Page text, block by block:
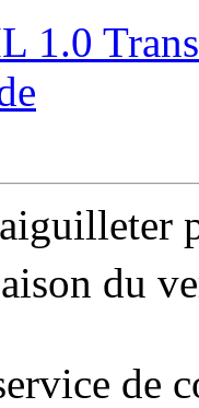
1.0
du
de